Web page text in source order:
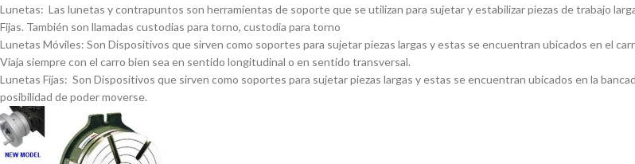
Lunetas: Las lunetas y contrapuntos son herramientas de soporte que se utilizan para sujetar y estabilizar piezas de trabajo
Fijas. También son llamadas custodias para torno, custodia para torno
Lunetas Móviles: Son Dispositivos que sirven como soportes para sujetar piezas largas y estas se encuentran ubicados en el
Viaja siempre con el carro bien sea en sentido longitudinal o en sentido transversal.
Lunetas Fijas: Son Dispositivos que sirven como soportes para sujetar piezas largas y estas se encuentran ubicados en la
posibilidad de poder moverse.